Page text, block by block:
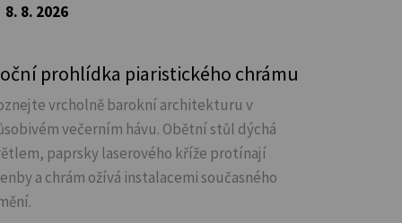
8. 8. 2026
prohlídka piaristického chrámu
vrcholně barokní architekturu v
večerním hávu. Obětní stůl dýchá
paprsky laserového kříže protínají
a chrám ožívá instalacemi současného